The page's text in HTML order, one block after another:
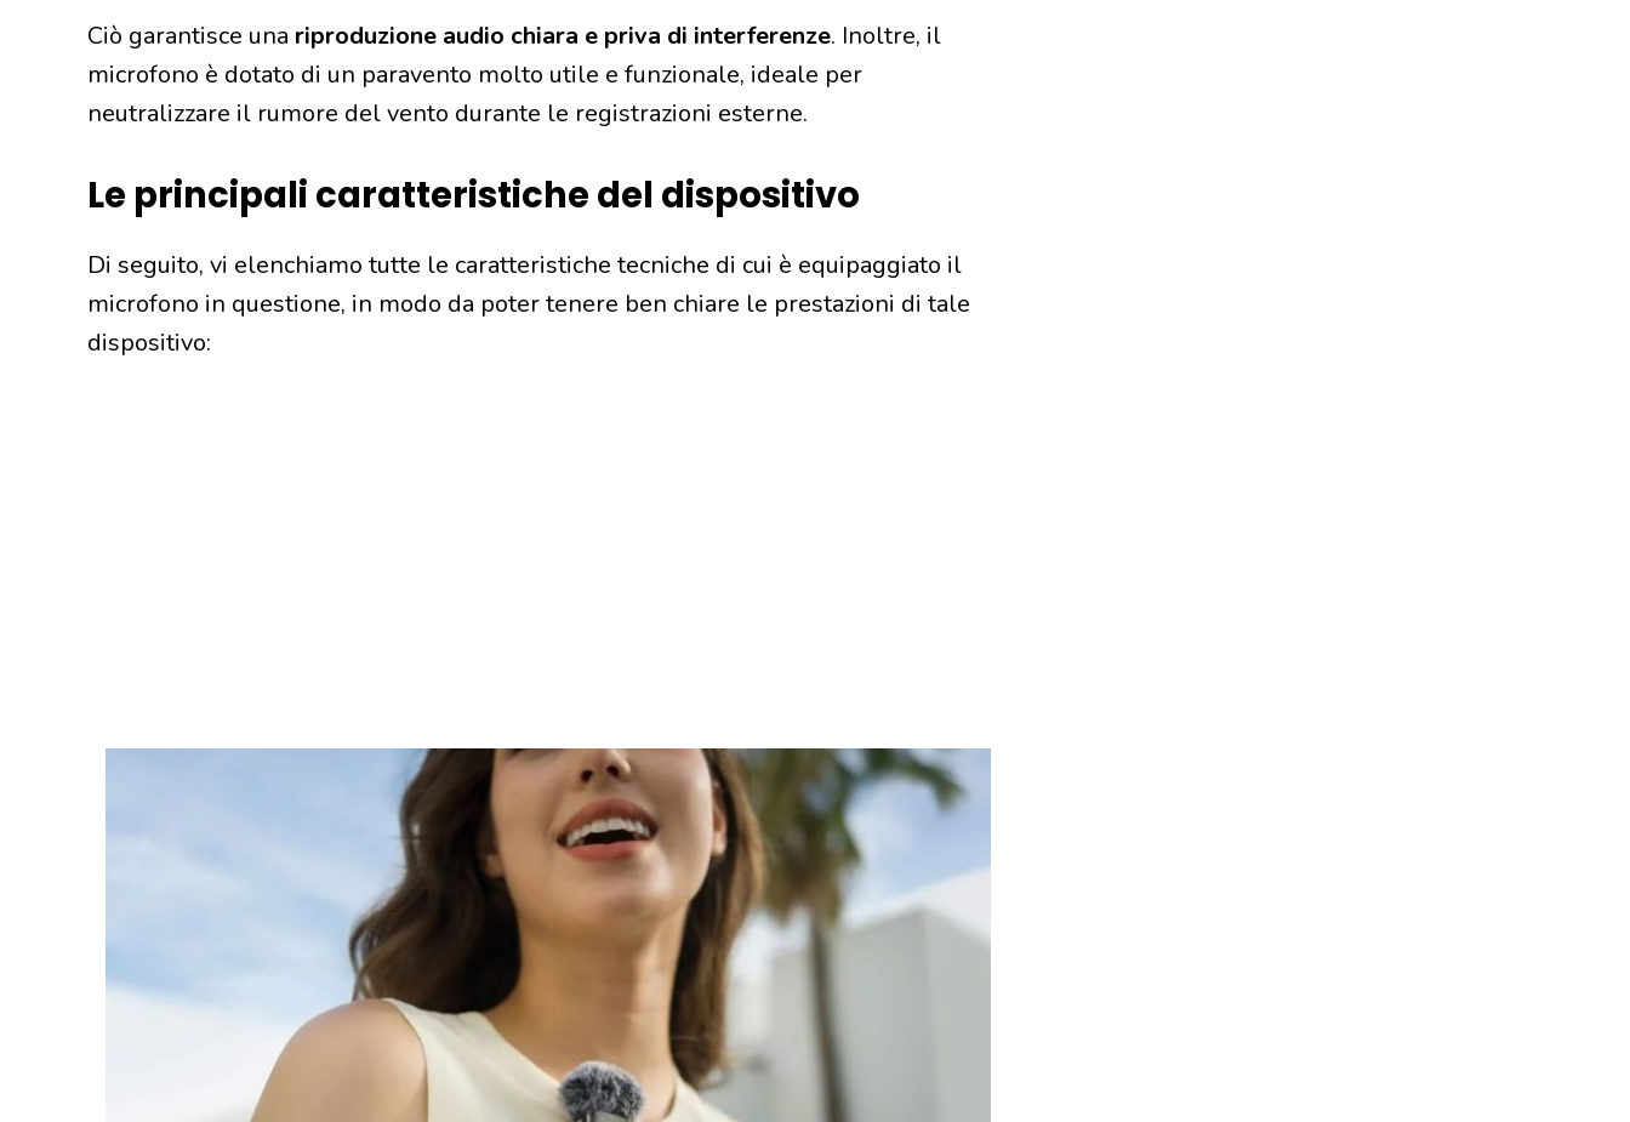
Ciò garantisce una riproduzione audio chiara e priva di interferenze. Inoltre, il
microfono è dotato di un paravento molto utile e funzionale, ideale per
neutralizzare il rumore del vento durante le registrazioni esterne.
Le principali caratteristiche del dispositivo
Di seguito, vi elenchiamo tutte le caratteristiche tecniche di cui è equipaggiato il
microfono in questione, in modo da poter tenere ben chiare le prestazioni di tale
dispositivo: